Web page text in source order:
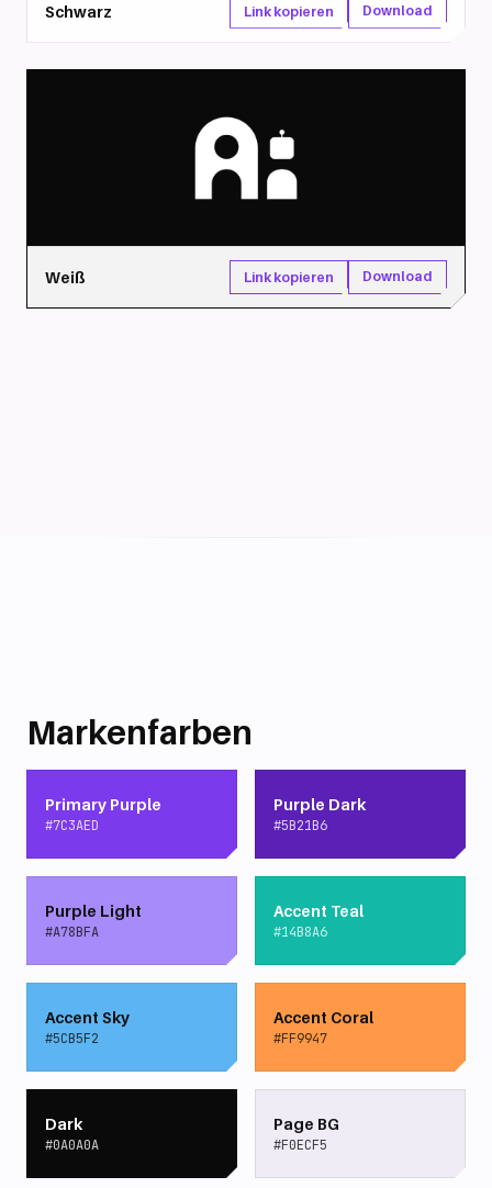
Schwarz Link kopieren Download
Weiß Link kopieren Download
Markenfarben
Primary Purple
#7C3AED
Purple Dark
#5B21B6
Purple Light
#A78BFA
Accent Teal
#14B8A6
Accent Sky
#5CB5F2
Accent Coral
#FF9947
Dark
#0A0A0A
Page BG
#F0ECF5